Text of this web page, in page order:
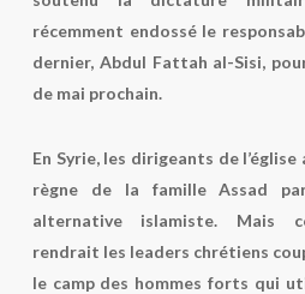
récemment endossé le
dernier, Abdul Fattah al-Sisi,
de mai prochain.
En Syrie, les dirigeants de
règne de la famille Assad
alternative islamiste. Mais
rendrait les leaders chrétiens
le camp des hommes forts qui